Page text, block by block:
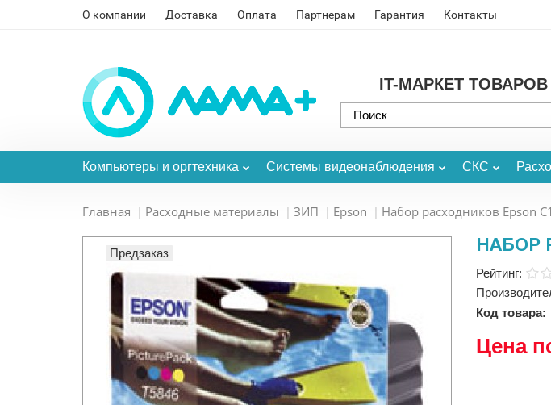
О компании Доставка Оплата Партнерам Гарантия Контакты
IT-МАРКЕТ ТОВАРОВ
Компьютеры и оргтехника Системы видеонаблюдения СКС
Главная Расходные материалы ЗИП Epson Набор расходников Epson
Предзаказ НАБОР
Рейтинг:
Код товара:
Цена